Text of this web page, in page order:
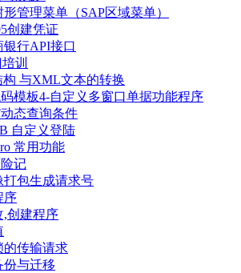
形管理菜单（SAP区域菜单）
创建凭证
银行API接口
训
构 与XML文本的转换
模板4-自定义多窗口单据功能程序
态查询条件
自定义登陆
常用功能
记
打包生成请求号
序
,创建程序
的传输请求
份与迁移